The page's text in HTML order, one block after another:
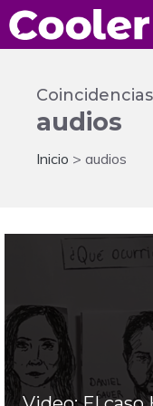
Saltar
al
audios
Inicio > audios